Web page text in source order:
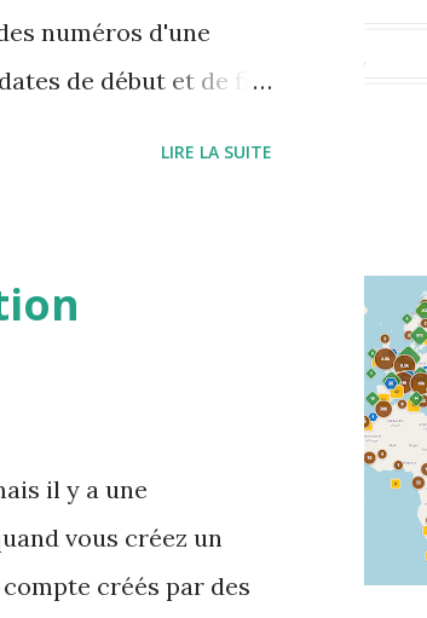
numéros d'une
de début et de fin
LIRE LA SUITE
il y a une
vous créez un
créés par des